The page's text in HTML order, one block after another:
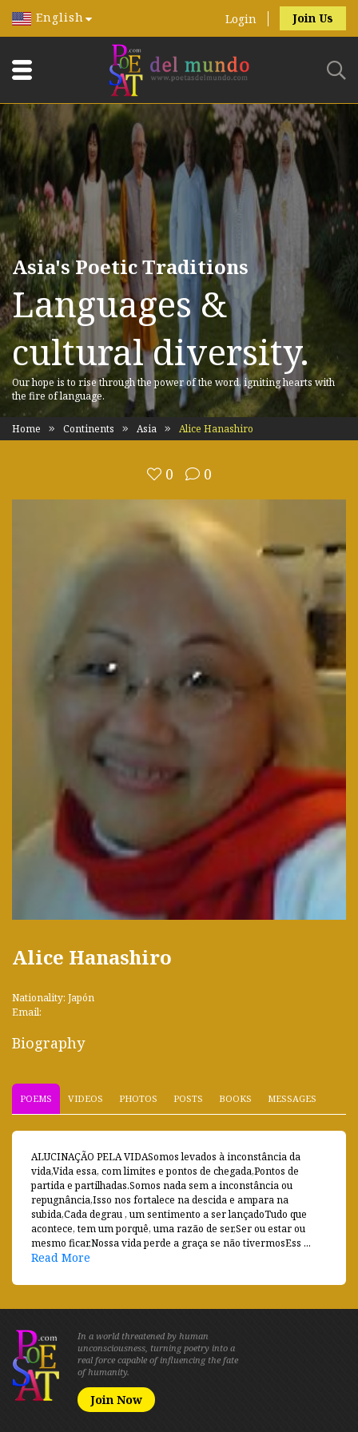
English Login Join Us
Asia's Poetic Traditions
Languages &
cultural diversity.
Our hope is to rise through the power of the word, igniting hearts with
the fire of language.
Home Continents Asia Alice Hanashiro
0 0
Alice Hanashiro
Nationality: Japón
Email:
Biography
POEMS VIDEOS PHOTOS POSTS BOOKS MESSAGES
ALUCINAÇÃO PELA VIDASomos levados à inconstância da
vida,Vida essa, com limites e pontos de chegada,Pontos de
partida e partilhadas.Somos nada sem a inconstância ou
repugnância,Isso nos fortalece na descida e ampara na
subida,Cada degrau , um sentimento a ser lançadoTudo que
acontece, tem um porquê, uma razão de ser,Ser ou estar ou
mesmo ficar,Nossa vida perde a graça se não tivermosEss ...
Read More
In a world threatened by human
unconsciousness, turning poetry into a
real force capable of influencing the fate
of humanity.
Join Now